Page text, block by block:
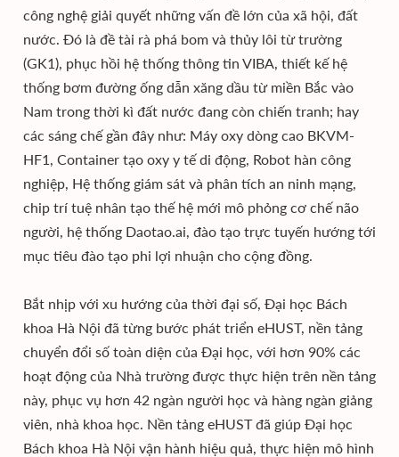
công nghệ giải quyết những vấn đề lớn của xã hội, đất
nước. Đó là đề tài rà phá bom và thủy lôi từ trường
(GK1), phục hồi hệ thống thông tin VIBA, thiết kế hệ
thống bơm đường ống dẫn xăng dầu từ miền Bắc vào
Nam trong thời kì đất nước đang còn chiến tranh; hay
các sáng chế gần đây như: Máy oxy dòng cao BKVM-
HF1, Container tạo oxy y tế di động, Robot hàn công
nghiệp, Hệ thống giám sát và phân tích an ninh mạng,
chip trí tuệ nhân tạo thế hệ mới mô phỏng cơ chế não
người, hệ thống Daotao.ai, đào tạo trực tuyến hướng tới
mục tiêu đào tạo phi lợi nhuận cho cộng đồng.
Bắt nhịp với xu hướng của thời đại số, Đại học Bách
khoa Hà Nội đã từng bước phát triển eHUST, nền tảng
chuyển đổi số toàn diện của Đại học, với hơn 90% các
hoạt động của Nhà trường được thực hiện trên nền tảng
này, phục vụ hơn 42 ngàn người học và hàng ngàn giảng
viên, nhà khoa học. Nền tảng eHUST đã giúp Đại học
Bách khoa Hà Nội vận hành hiệu quả, thực hiện mô hình